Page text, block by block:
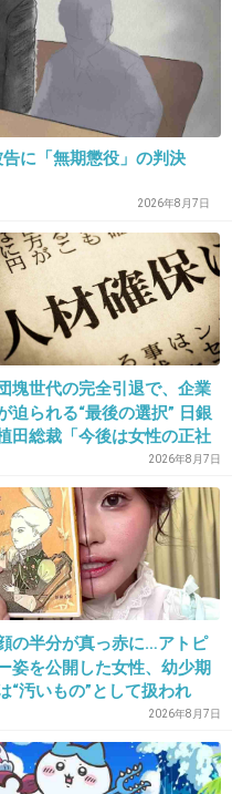
-23
んだ
と見てみたいかも
+15 -0
+16 -1
皆さんからこの映画の前
しみにしていました。
告に「無期懲役」の判決
2026年8月7日
団塊世代の完全引退で、企業
迫られる“最後の選択” 日銀
田総裁「今後は女性の正社
員化と外国人の人材活用が
」
2026年8月7日
の半分が真っ赤に…アトピ
姿を公開した女性、幼少期
“汚いもの”として扱われ
「人に触れる行為に罪悪感を
っていた」
2026年8月7日